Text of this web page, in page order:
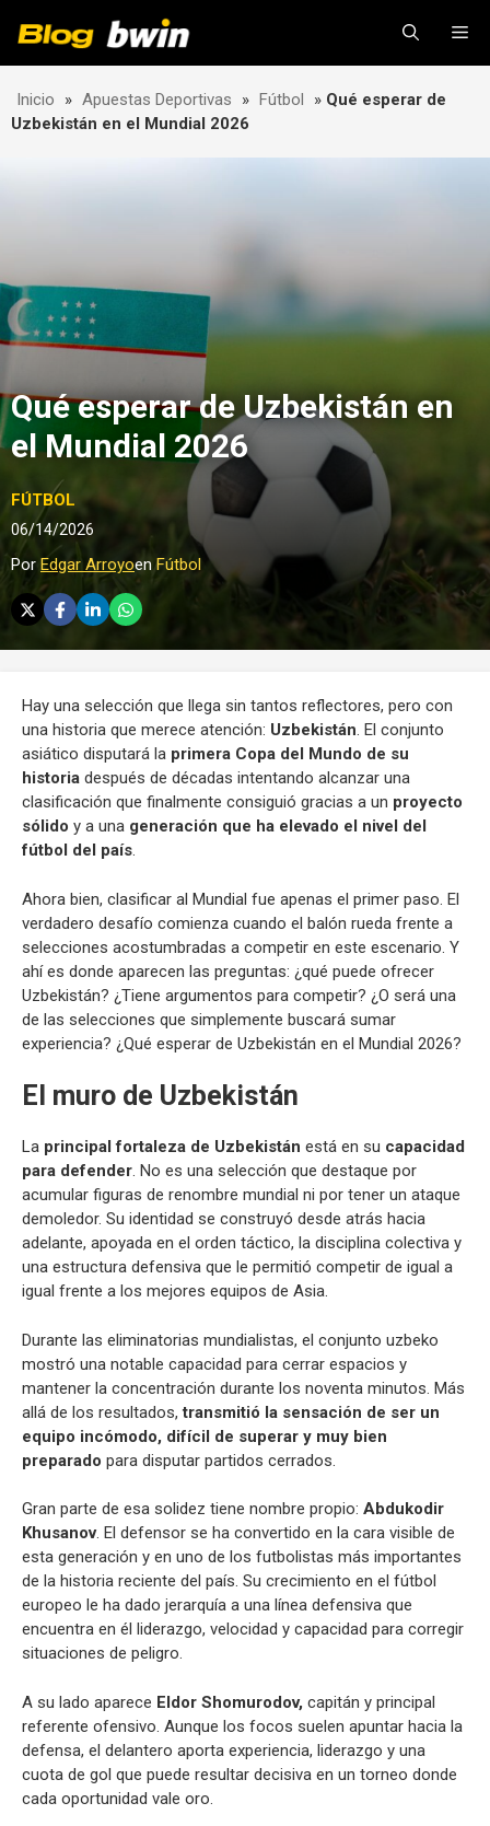
Inicio » Apuestas Deportivas » Fútbol » Qué esperar de
Uzbekistán en el Mundial 2026
Qué esperar de Uzbekistán en
el Mundial 2026
FÚTBOL
06/14/2026
Por Edgar ArroyoenFútbol
Hay una selección que llega sin tantos reflectores, pero con
una historia que merece atención: Uzbekistán. El conjunto
asiático disputará la primera Copa del Mundo de su
historia después de décadas intentando alcanzar una
clasificación que finalmente consiguió gracias a un proyecto
sólido y a una generación que ha elevado el nivel del
fútbol del país.
Ahora bien, clasificar al Mundial fue apenas el primer paso. El
verdadero desafío comienza cuando el balón rueda frente a
selecciones acostumbradas a competir en este escenario. Y
ahí es donde aparecen las preguntas: ¿qué puede ofrecer
Uzbekistán? ¿Tiene argumentos para competir? ¿O será una
de las selecciones que simplemente buscará sumar
experiencia? ¿Qué esperar de Uzbekistán en el Mundial 2026?
El muro de Uzbekistán
La principal fortaleza de Uzbekistán está en su capacidad
para defender. No es una selección que destaque por
acumular figuras de renombre mundial ni por tener un ataque
demoledor. Su identidad se construyó desde atrás hacia
adelante, apoyada en el orden táctico, la disciplina colectiva y
una estructura defensiva que le permitió competir de igual a
igual frente a los mejores equipos de Asia.
Durante las eliminatorias mundialistas, el conjunto uzbeko
mostró una notable capacidad para cerrar espacios y
mantener la concentración durante los noventa minutos. Más
allá de los resultados,transmitió la sensación de ser un
equipo incómodo, difícil de superar y muy bien
preparado para disputar partidos cerrados.
Gran parte de esa solidez tiene nombre propio: Abdukodir
Khusanov. El defensor se ha convertido en la cara visible de
esta generación y en uno de los futbolistas más importantes
de la historia reciente del país. Su crecimiento en el fútbol
europeo le ha dado jerarquía a una línea defensiva que
encuentra en él liderazgo, velocidad y capacidad para corregir
situaciones de peligro.
A su lado aparece Eldor Shomurodov, capitán y principal
referente ofensivo. Aunque los focos suelen apuntar hacia la
defensa, el delantero aporta experiencia, liderazgo y una
cuota de gol que puede resultar decisiva en un torneo donde
cada oportunidad vale oro.